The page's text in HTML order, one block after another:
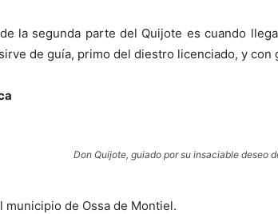
la segunda parte del Quijote es cuando
de guía, primo del diestro licenciado, y
Don Quijote, guiado por su insaciable deseo
municipio de Ossa de Montiel.